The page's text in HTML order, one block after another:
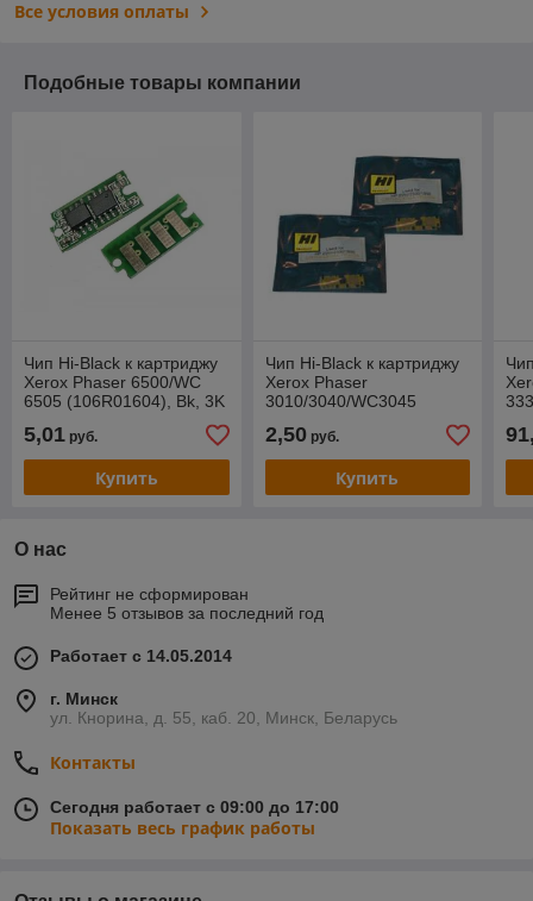
Все условия оплаты
Подобные товары компании
Чип Hi-Black к картриджу
Xerox Phaser 6500/WC
6505 (106R01604), Bk, 3K
5,01 руб.
Купить
Чип Hi-Black к картриджу
Xerox Phaser
3010/3040/WC3045
2,50руб.
Купить
О нас
Рейтинг не сформирован
Менее 5 отзывов за последний год
Работает с 14.05.2014
г. Минск
ул. Кнорина, д. 55, каб. 20, Минск, Беларусь
Контакты
Сегодня работает с 09:00 до 17:00
Показать весь график работы